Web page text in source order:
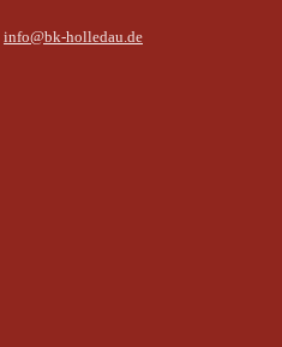
info@bk-holledau.de